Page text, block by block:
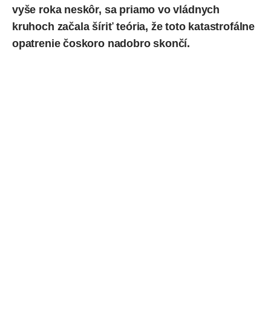
vyše roka neskôr, sa priamo vo vládnych
kruhoch začala šíriť teória, že toto katastrofálne
opatrenie čoskoro nadobro skončí.